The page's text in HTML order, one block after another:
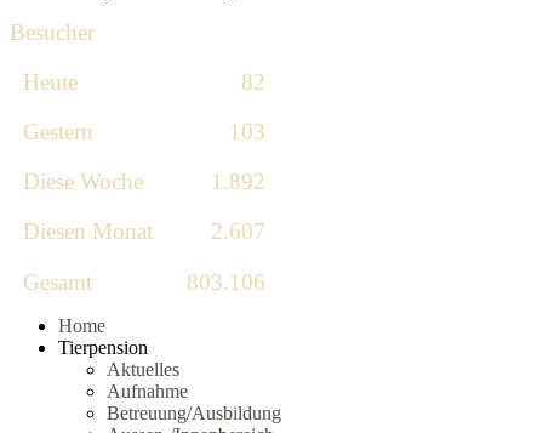
Besucher
Heute
82
Gestern
103
Diese Woche
1.892
Diesen Monat
2.607
Gesamt
803.106
Home
Tierpension
Aktuelles
Aufnahme
Betreuung/Ausbildung